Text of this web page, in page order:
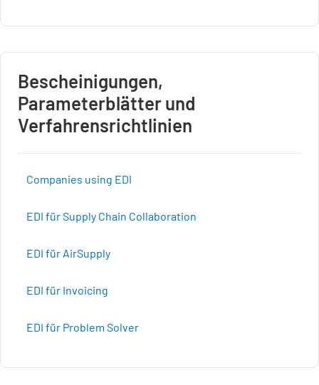
Bescheinigungen,
Parameterblätter und
Verfahrensrichtlinien
Companies using EDI
EDI für Supply Chain Collaboration
EDI für AirSupply
EDI für Invoicing
EDI für Problem Solver